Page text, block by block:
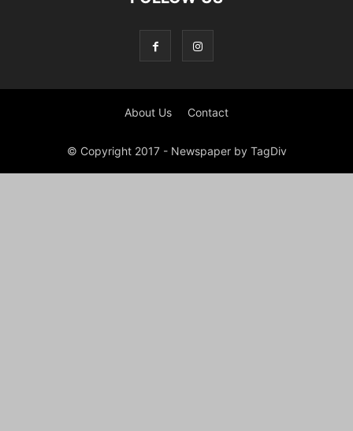
About Us Contact
© Copyright 2017 - Newspaper by TagDiv